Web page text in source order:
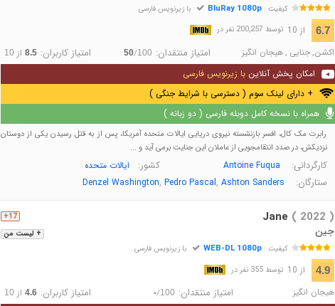
کیفیت :BluRay 1080p با زیرنویس فارسی
6.7 از 10 توسط 200,257 نفر در
اکشن, جنایی , هیجان انگیز امتیاز منتقدان: 50/100 امتیاز کاربران: 8.5 از 10
امکان پخش آنلاین با زیرنویس فارسی
+ دارای لینک سوم ( دسترسی با شرایط جنگی )
همراه با نسخه کامل دوبله فارسی ( دو زبانه )
رابرت مک کال، افسر بازنشسته نیروی دریایی ایالات متحده آمریکا، پس از به قتل رسیدن یکی از دوستان
نزدیکش، در صدد انتقامجویی از عاملان این جنایت برمی آید و ...
کارگردانی: Antoine Fuqua کشور: ایالات متحده
ستارگان: Denzel Washington, Pedro Pascal, Ashton Sanders
+ لیست من
17+ Jane ( 2022 )
جین
کیفیت :WEB-DL 1080p با زیرنویس فارسی
4.9 از 10 توسط 355 نفر در
هیجان انگیز امتیاز منتقدان: -/100 امتیاز کاربران: 4.6 از 10